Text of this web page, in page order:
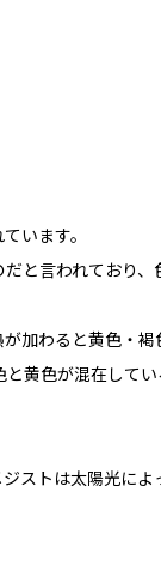
います。
と言われており
加わると黄色・褐
黄色が混在して
ストは太陽光に